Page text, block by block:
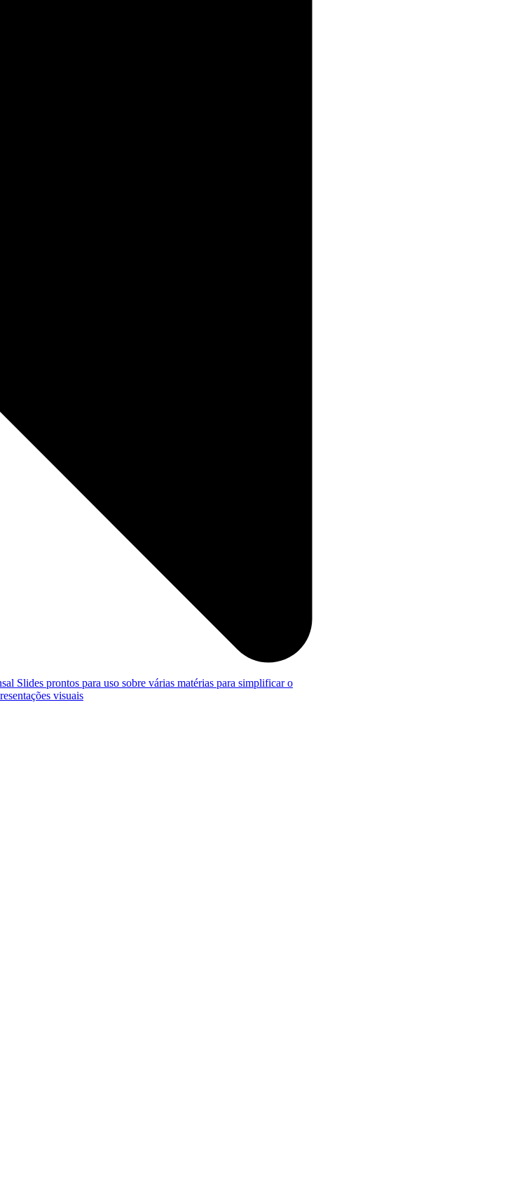
Slides prontos para uso sobre várias matérias para simplificar o
visuais